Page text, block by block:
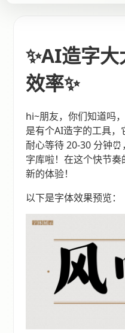
✨AI造字
效率✨
hi~朋友，你们知道吗
是有个AI造字的工具
耐心等待 20-30 分钟
字库啦！在这个快节
新的体验！
以下是字体效果预览：